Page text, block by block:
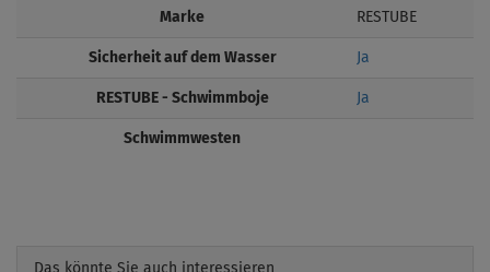
Marke RESTUBE
Sicherheit auf dem Wasser Ja
RESTUBE - Schwimmboje Ja
Schwimmwesten
Das könnte Sie auch interessieren